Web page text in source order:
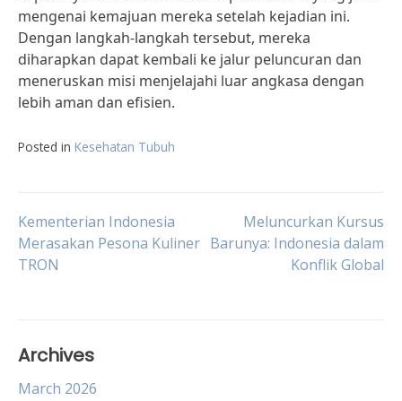
mengenai kemajuan mereka setelah kejadian ini.
Dengan langkah-langkah tersebut, mereka
diharapkan dapat kembali ke jalur peluncuran dan
meneruskan misi menjelajahi luar angkasa dengan
lebih aman dan efisien.
Posted in Kesehatan Tubuh
Post
navigation
Kementerian Indonesia
Merasakan Pesona Kuliner
TRON
Meluncurkan Kursus
Barunya: Indonesia dalam
Konflik Global
Archives
March 2026